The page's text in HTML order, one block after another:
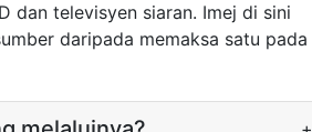
dan televisyen siaran. Imej di sini
daripada memaksa satu pada